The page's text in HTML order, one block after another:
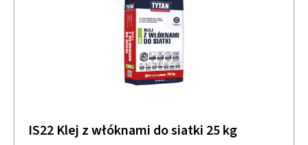
IS22 Klej z włóknami do siatki 25 kg